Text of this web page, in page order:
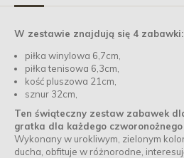
W zestawie znajdują się 4 zabawki:
piłka winylowa 6,7cm,
piłka tenisowa 6,3cm,
kość pluszowa 21cm,
sznur 32cm,
Ten świąteczny zestaw zabawek
gratka dla każdego
Wykonany w urokliwym, zielonym
ducha, obfituje w różnorodne,